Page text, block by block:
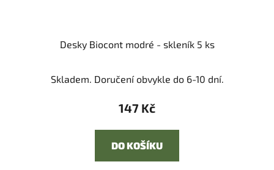
Desky Biocont modré - skleník 5 ks
Skladem. Doručení obvykle do 6-10 dní.
147 Kč
DO KOŠÍKU